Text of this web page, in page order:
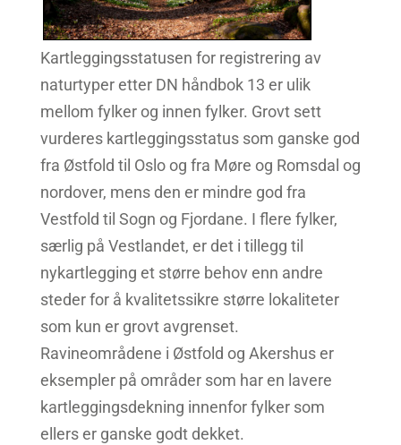
Kartleggingsstatusen for registrering av
naturtyper etter DN håndbok 13 er ulik
mellom fylker og innen fylker. Grovt sett
vurderes kartleggingsstatus som ganske god
fra Østfold til Oslo og fra Møre og Romsdal og
nordover, mens den er mindre god fra
Vestfold til Sogn og Fjordane. I flere fylker,
særlig på Vestlandet, er det i tillegg til
nykartlegging et større behov enn andre
steder for å kvalitetssikre større lokaliteter
som kun er grovt avgrenset.
Ravineområdene i Østfold og Akershus er
eksempler på områder som har en lavere
kartleggingsdekning innenfor fylker som
ellers er ganske godt dekket.